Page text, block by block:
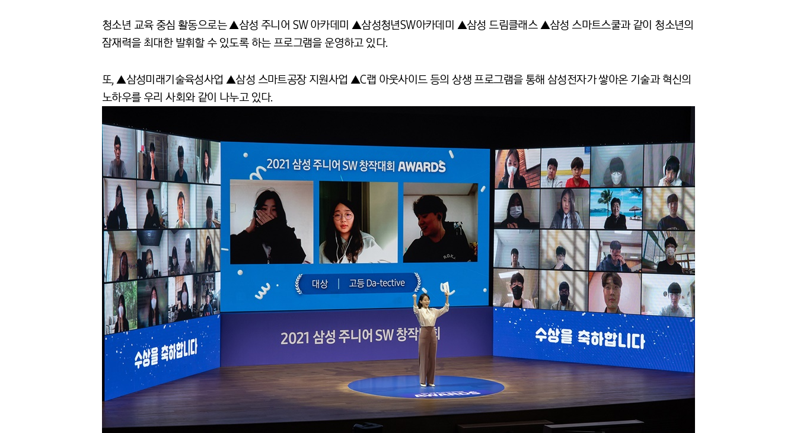
청소년 교육 중심 활동으로는 ▲삼성 주니어 SW 아카데미 ▲삼성청년SW아카데미 ▲삼성 드림클래스 ▲삼성 스마트스쿨과 같이 청소년의
잠재력을 최대한 발휘할 수 있도록 하는 프로그램을 운영하고 있다.
또, ▲삼성미래기술육성사업 ▲삼성 스마트공장 지원사업 ▲C랩 아웃사이드 등의 상생 프로그램을 통해 삼성전자가 쌓아온 기술과 혁신의
노하우를 우리 사회와 같이 나누고 있다.